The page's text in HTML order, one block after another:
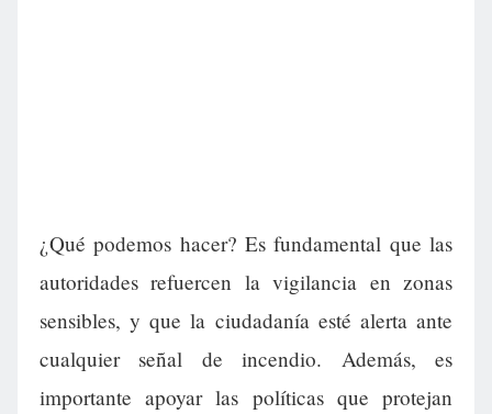
¿Qué podemos hacer? Es fundamental que las
autoridades refuercen la vigilancia en zonas
sensibles, y que la ciudadanía esté alerta ante
cualquier señal de incendio. Además, es
importante apoyar las políticas que protejan